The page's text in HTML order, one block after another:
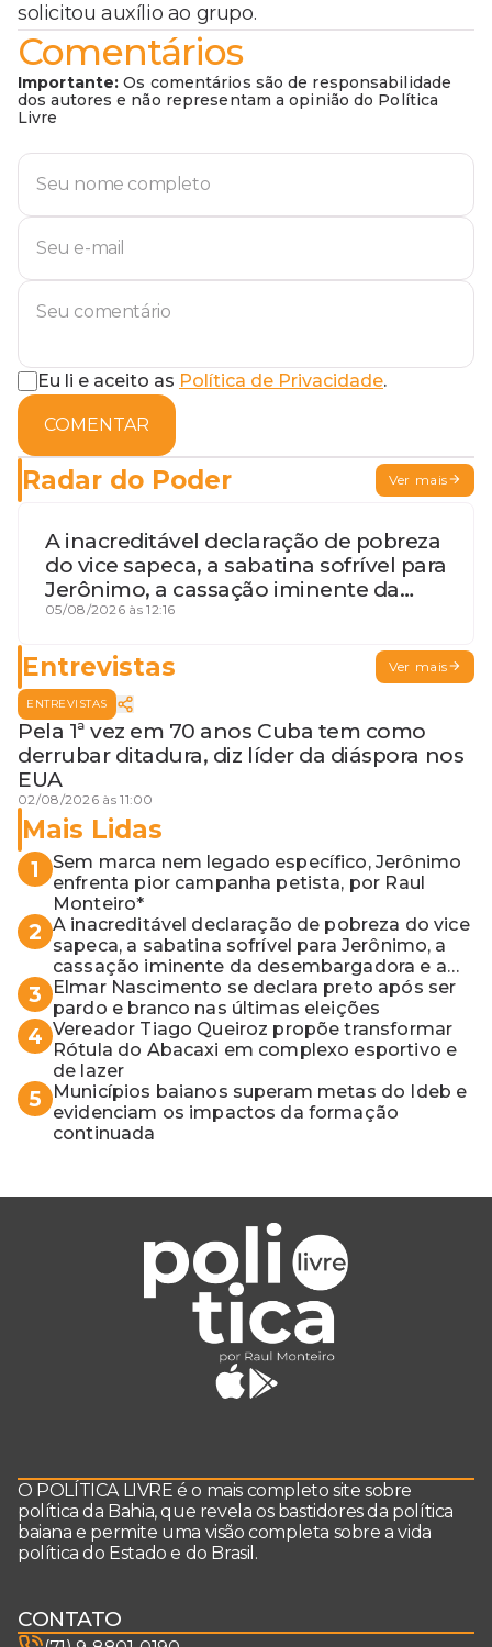
solicitou auxílio ao grupo.
Comentários
Importante: Os comentários são de responsabilidade
dos autores e não representam a opinião do Política
Livre
Eu li e aceito as Política de Privacidade.
COMENTAR
Radar do Poder Ver mais
A inacreditável declaração de pobreza
do vice sapeca, a sabatina sofrível para
Jerônimo, a cassação iminente da
desembargadora e a vaga do Quinto
05/08/2026 às 12:16
Entrevistas Ver mais
ENTREVISTAS
Pela 1ª vez em 70 anos Cuba tem como
derrubar ditadura, diz líder da diáspora nos
EUA
02/08/2026 às 11:00
Mais Lidas
1
Sem marca nem legado específico, Jerônimo
enfrenta pior campanha petista, por Raul
Monteiro*
2 A inacreditável declaração de pobreza do vice
sapeca, a sabatina sofrível para Jerônimo, a
cassação iminente da desembargadora e a
vaga do Quinto para o MP baiano
3
Elmar Nascimento se declara preto após ser
pardo e branco nas últimas eleições
4 Vereador Tiago Queiroz propõe transformar
Rótula do Abacaxi em complexo esportivo e
de lazer
5
Municípios baianos superam metas do Ideb e
evidenciam os impactos da formação
continuada
O POLÍTICA LIVRE é o mais completo site sobre
política da Bahia, que revela os bastidores da política
baiana e permite uma visão completa sobre a vida
política do Estado e do Brasil.
CONTATO